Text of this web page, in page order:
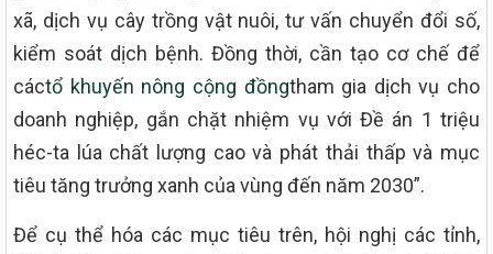
xã, dịch vụ cây trồng vật nuôi, tư vấn chuyển đổi số,
kiểm soát dịch bệnh. Đồng thời, cần tạo cơ chế để
cáctổ khuyến nông cộng đồngtham gia dịch vụ cho
doanh nghiệp, gắn chặt nhiệm vụ với Đề án 1 triệu
héc-ta lúa chất lượng cao và phát thải thấp và mục
tiêu tăng trưởng xanh của vùng đến năm 2030”.
Để cụ thể hóa các mục tiêu trên, hội nghị các tỉnh,